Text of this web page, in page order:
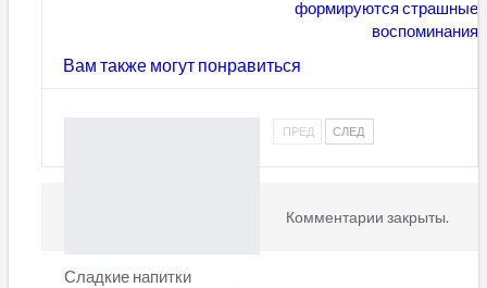
формируются страшные
воспоминания
Вам также могут понравиться
Сладкие напитки
ПРЕД СЛЕД
Комментарии закрыты.